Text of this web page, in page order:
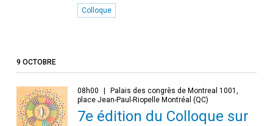
Colloque
9 OCTOBRE
08h00
Palais des congrès de Montreal 1001,
place Jean-Paul-Riopelle Montréal (QC)
7e édition du Colloque sur